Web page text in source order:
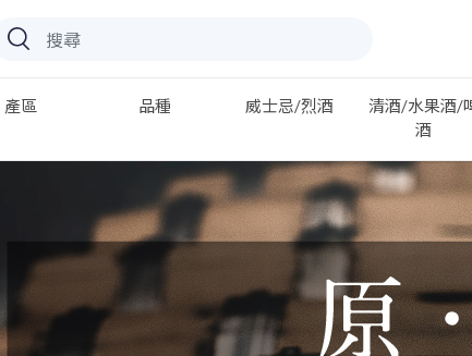
產區 品種 威士忌/烈酒
清酒/水果酒/
酒